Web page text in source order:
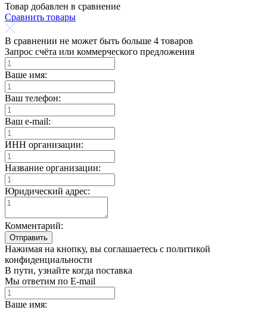
Товар добавлен в сравнение
Сравнить товары
В сравнении не может быть больше 4 товаров
Запрос счёта или коммерческого предложения
Ваше имя:
Ваш телефон:
Ваш e-mail:
ИНН организации:
Название организации:
Юридический адрес:
Комментарий:
Отправить
Нажимая на кнопку, вы соглашаетесь с политикой
конфиденциальности
В пути, узнайте когда поставка
Мы ответим по E-mail
Ваше имя: